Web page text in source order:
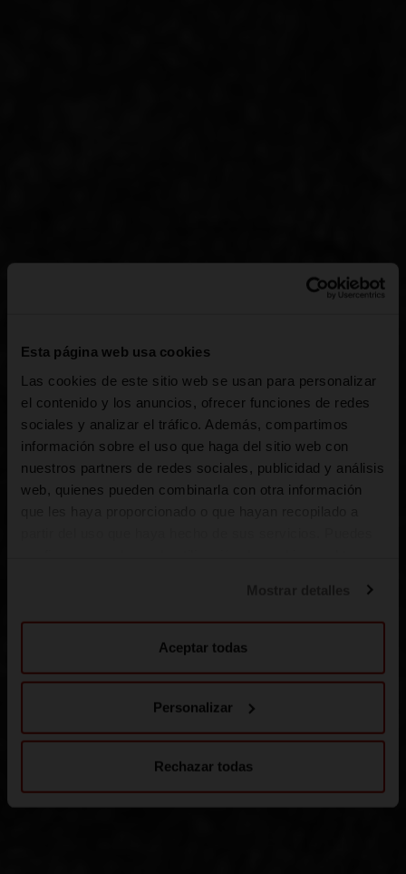
Esta página web usa cookies
Las cookies de este sitio web se usan para personalizar
el contenido y los anuncios, ofrecer funciones de redes
sociales y analizar el tráfico. Además, compartimos
información sobre el uso que haga del sitio web con
nuestros partners de redes sociales, publicidad y análisis
web, quienes pueden combinarla con otra información
Política de cookies
Aceptar todas
Personalizar
Rechazar todas